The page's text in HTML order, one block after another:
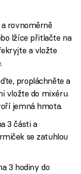
rovnoměrně
lžíce přitlačte na
a vložte
propláchněte a
vložte do mixéru.
jemná hmota.
3 části a
se zatuhlou
3 hodiny do